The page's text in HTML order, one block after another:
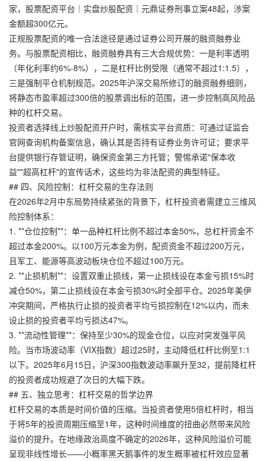
家， 股票配资平台｜实盘炒股配资｜元鼎证券刑事立案48起，涉案
金额超300亿元。
正规股票配资的唯一合法途径是通过证券公司开展的融资融券业
务。与股票配资相比，融资融券具有三大合规优势：一是利率透明
（年化利率约6%-8%），二是杠杆比例受限（通常不超过1:1.5），
三是强制平仓机制规范。2025年沪深交易所修订的融资融券细则，
将静态市盈率超过300倍的股票调出标的范围，进一步控制高风险品
种的杠杆交易。
投资者选择线上炒股配资开户时，需核实平台资质：可通过证监会
官网查询机构备案信息，确认其是否持有证券业务许可证；要求平
台提供银行存管证明，确保资金第三方托管；警惕承诺"保本收
益""超高杠杆"的宣传话术，这些均为非法配资的典型特征。
## 四、风险控制：杠杆交易的生存法则
在2026年2月中东局势持续紧张的背景下，杠杆投资者需建立三维风
险控制体系：
1. **仓位控制**：单一品种杠杆比例不超过本金50%，总杠杆资金不
超过本金200%。以100万元本金为例，配资资金不超过200万元，
且军工、能源等高波动板块仓位不超过100万元。
2. **止损机制**：设置双重止损线，第一止损线设在本金亏损15%时
减仓50%，第二止损线设在本金亏损30%时全部平仓。2025年美伊
冲突期间，严格执行止损的投资者平均亏损控制在12%以内，而未
设止损的投资者平均亏损达47%。
3. **流动性管理**：保持至少30%的现金仓位，以应对突发强平风
险。当市场波动率（VIX指数）超过25时，主动降低杠杆比例至1:1
以下。2025年6月15日，沪深300指数波动率飙升至32，提前降杠杆
的投资者成功规避了次日的大幅下跌。
## 五、独立思考：杠杆交易的哲学边界
杠杆交易的本质是时间价值的压缩。当投资者使用5倍杠杆时，相当
于将5年的投资周期压缩至1年，这种时间维度的扭曲必然带来风险
溢价的提升。在地缘政治高度不确定的2026年，这种风险溢价可能
呈现非线性增长——小概率黑天鹅事件的发生概率被杠杆效应显著